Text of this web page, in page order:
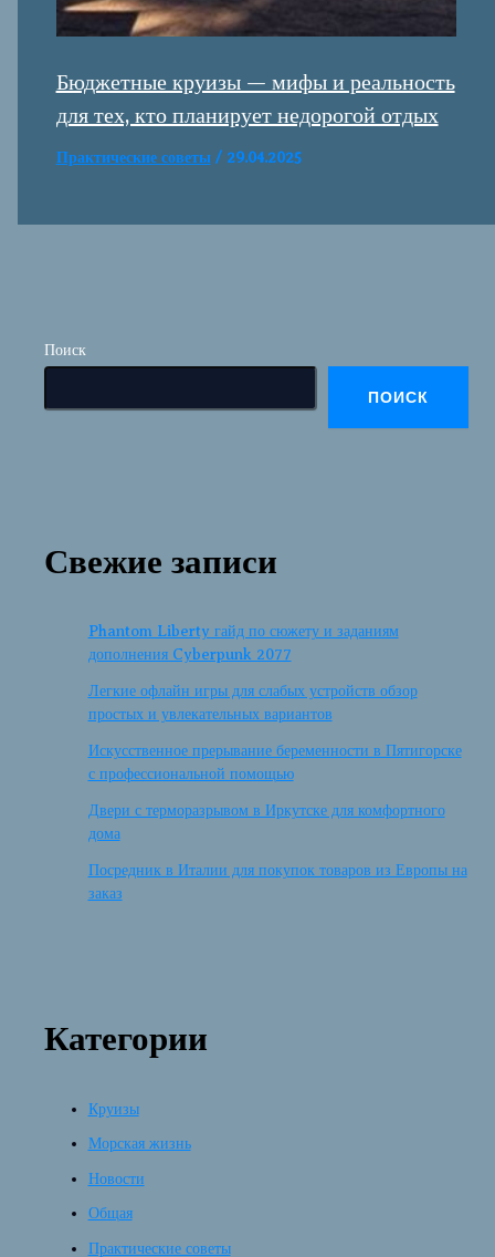
Поиск
ПОИСК
Свежие записи
Phantom Liberty гайд по сюжету и заданиям
дополнения Cyberpunk 2077
Легкие офлайн игры для слабых устройств обзор
простых и увлекательных вариантов
Искусственное прерывание беременности в Пятигорске
с профессиональной помощью
Двери с терморазрывом в Иркутске для комфортного
дома
Посредник в Италии для покупок товаров из Европы на
заказ
Категории
Круизы
Морская жизнь
Новости
Общая
Практические советы
Бюджетные круизы — мифы и реальность
для тех, кто планирует недорогой отдых
Практические советы/ 29.04.2025